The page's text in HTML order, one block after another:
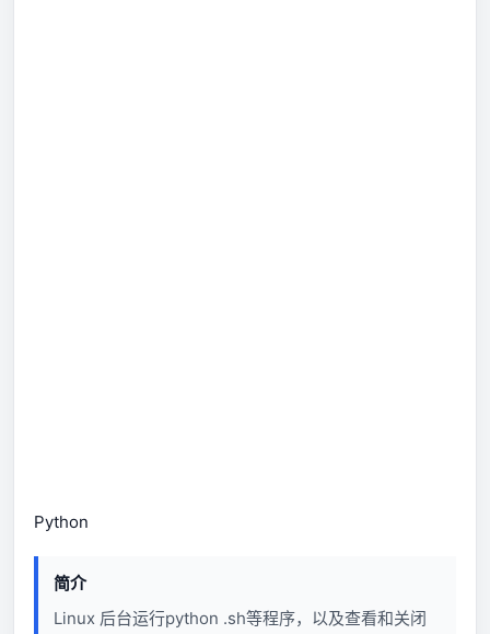
Python
简介
Linux 后台运行python .sh等程序，以及查看和关闭